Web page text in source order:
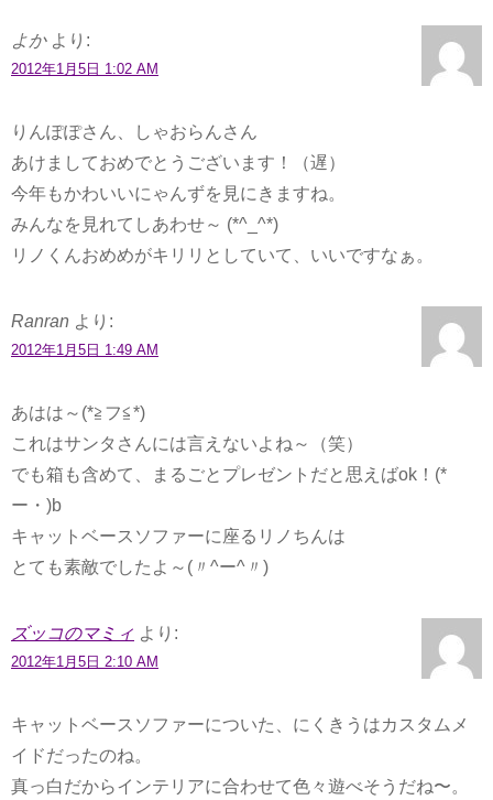
よか より:
2012年1月5日 1:02 AM
りんぽぽさん、しゃおらんさん
あけましておめでとうございます！（遅）
今年もかわいいにゃんずを見にきますね。
みんなを見れてしあわせ～ (*^_^*)
リノくんおめめがキリリとしていて、いいですなぁ。
Ranran より:
2012年1月5日 1:49 AM
あはは～(*≧フ≦*)
これはサンタさんには言えないよね～（笑）
でも箱も含めて、まるごとプレゼントだと思えばok！(*ゝ
ー・)b
キャットベースソファーに座るリノちんは
とても素敵でしたよ～(〃^ー^〃)
ズッコのマミィ より:
2012年1月5日 2:10 AM
キャットベースソファーについた、にくきうはカスタムメ
イドだったのね。
真っ白だからインテリアに合わせて色々遊べそうだね〜。